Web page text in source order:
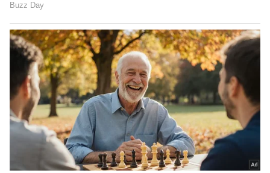
ಮಕ್ಕಳ ಮೇಲೆ ಪ್ರೀತಿ ಇಬ್ಬರಲ್ಲೂ ಕಡಿಮೆಯಾಗಿಲ್ಲ
ಶೇ.50 ರಿಂದ ಶೇ.18 ಕ್ಕೆ TAX ಇಳಿಕೆ: ಮೋದಿ-
ಟ್ರಂಪ್ ಐತಿಹಾಸಿಕ ಒಪ್ಪಂದ | India US
Trade Deal | Party Rounds